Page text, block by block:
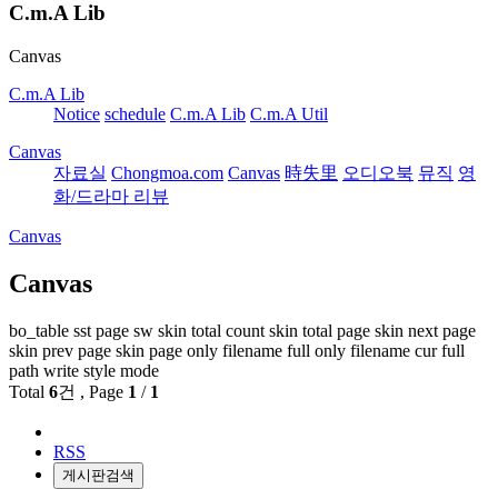
C.m.A Lib
Canvas
C.m.A Lib
Notice schedule C.m.A Lib C.m.A Util
Canvas
자료실 Chongmoa.com Canvas 時失里 오디오북 뮤직 영
화/드라마 리뷰
Canvas
Canvas
bo_table sst page sw skin total count skin total page skin next page
skin prev page skin page only filename full only filename cur full
path write style mode
Total 6건 , Page 1 / 1
RSS
게시판검색